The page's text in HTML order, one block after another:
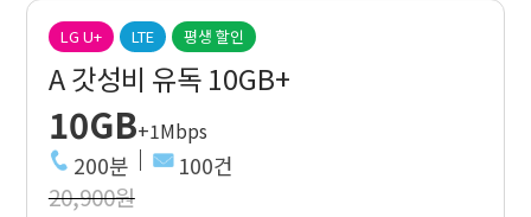
LG U+ LTE 평생 할인
A 갓성비 유독 10GB+
10GB+1Mbps
200분 100건
20,900원